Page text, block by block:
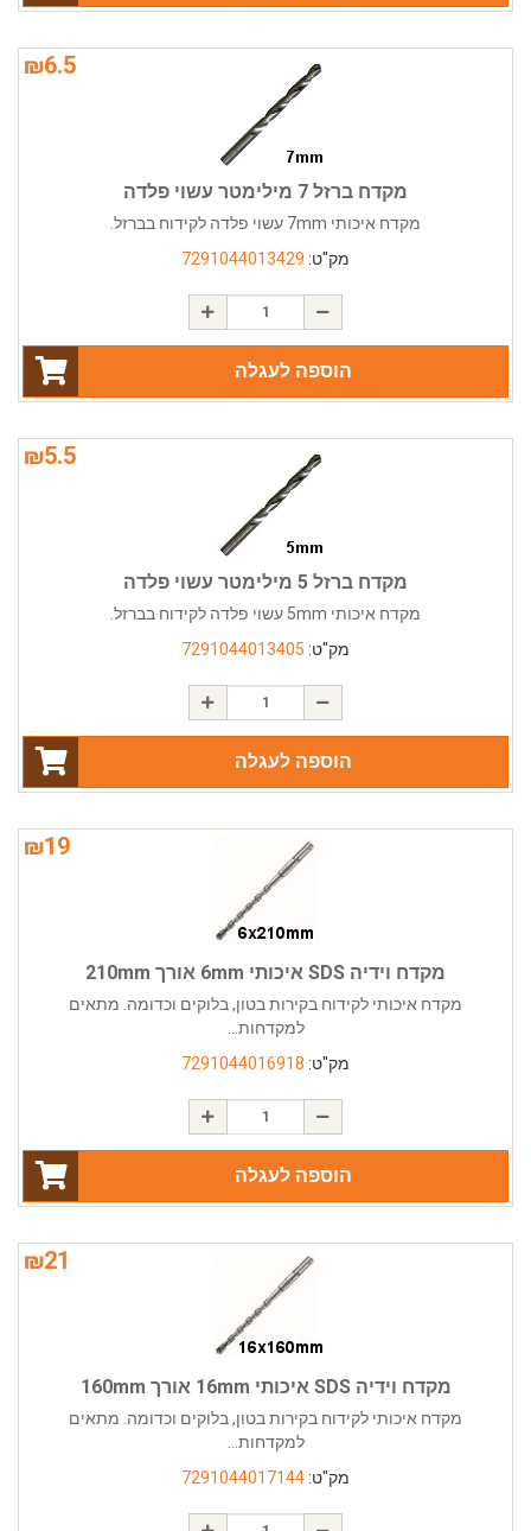
₪6.5
מקדח ברזל 7 מילימטר עשוי פלדה
מקדח איכותי 7mm עשוי פלדה לקידוח בברזל.
מק"ט: 7291044013429
הוספה לעגלה
₪5.5
מקדח ברזל 5 מילימטר עשוי פלדה
מקדח איכותי 5mm עשוי פלדה לקידוח בברזל.
מק"ט: 7291044013405
הוספה לעגלה
₪19
מקדח וידיה SDS איכותי 6mm אורך 210mm
מקדח איכותי לקידוח בקירות בטון, בלוקים וכדומה. מתאים
למקדחות...
מק"ט: 7291044016918
הוספה לעגלה
₪21
מקדח וידיה SDS איכותי 16mm אורך 160mm
מקדח איכותי לקידוח בקירות בטון, בלוקים וכדומה. מתאים
למקדחות...
מק"ט: 7291044017144